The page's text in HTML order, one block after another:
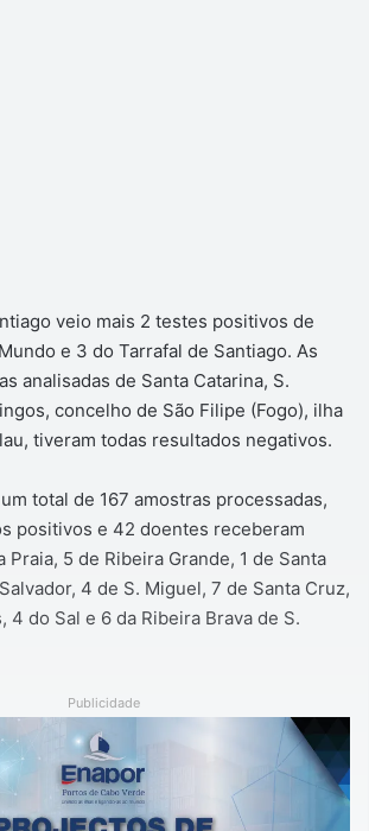
veio mais 2 testes positivos de
e 3 do Tarrafal de Santiago. As
analisadas de Santa Catarina, S.
concelho de São Filipe (Fogo), ilha
tiveram todas resultados negativos.
total de 167 amostras processadas,
positivos e 42 doentes receberam
Praia, 5 de Ribeira Grande, 1 de Santa
4 de S. Miguel, 7 de Santa Cruz,
4 do Sal e 6 da Ribeira Brava de S.
Publicidade